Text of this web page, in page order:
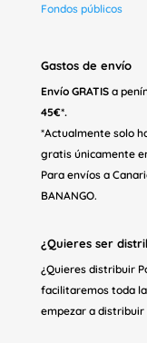
Fondos públicos
Gastos de envío
Envío GRATISa
45€*.
*Actualmente solo
gratis únicamente
Para envíos a
BANANGO.
¿Quieres ser
¿Quieres distribuir
facilitaremos toda
empezar a distribuir